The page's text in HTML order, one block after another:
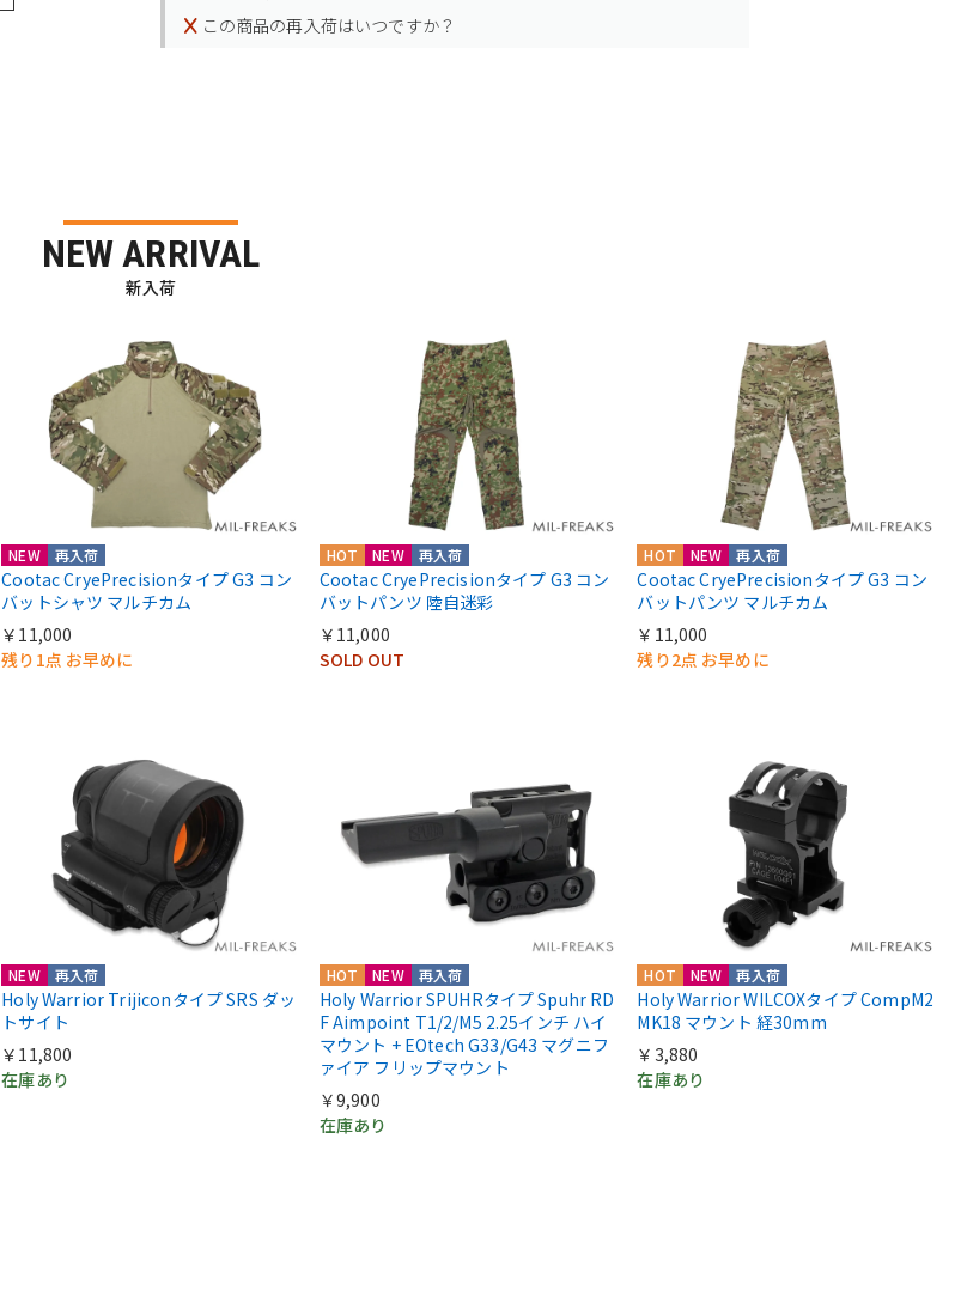
この商品の再入荷はいつですか？
NEW ARRIVAL
新入荷
NEW 再入荷
Cootac CryePrecisionタイプ G3 コン
バットシャツ マルチカム
￥11,000
残り1点 お早めに
HOT NEW 再入荷
Cootac CryePrecisionタイプ G3 コン
バットパンツ 陸自迷彩
￥11,000
SOLD OUT
HOT NEW 再入荷
Cootac CryePrecisionタイプ G3 コン
バットパンツ マルチカム
￥11,000
残り2点 お早めに
NEW 再入荷
Holy Warrior Trijiconタイプ SRS ダッ
トサイト
￥11,800
在庫あり
HOT NEW 再入荷
Holy Warrior SPUHRタイプ Spuhr RD
F Aimpoint T1/2/M5 2.25インチ ハイ
マウント + EOtech G33/G43 マグニフ
ァイア フリップマウント
￥9,900
在庫あり
HOT NEW 再入荷
Holy Warrior WILCOXタイプ CompM2
MK18 マウント 経30mm
￥3,880
在庫あり